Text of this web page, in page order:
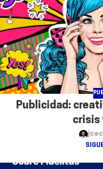
Publicidad:
crisis
Sobre Fidélitas